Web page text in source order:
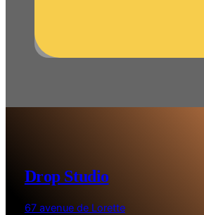
Drop Studio
67 avenue de Lorette